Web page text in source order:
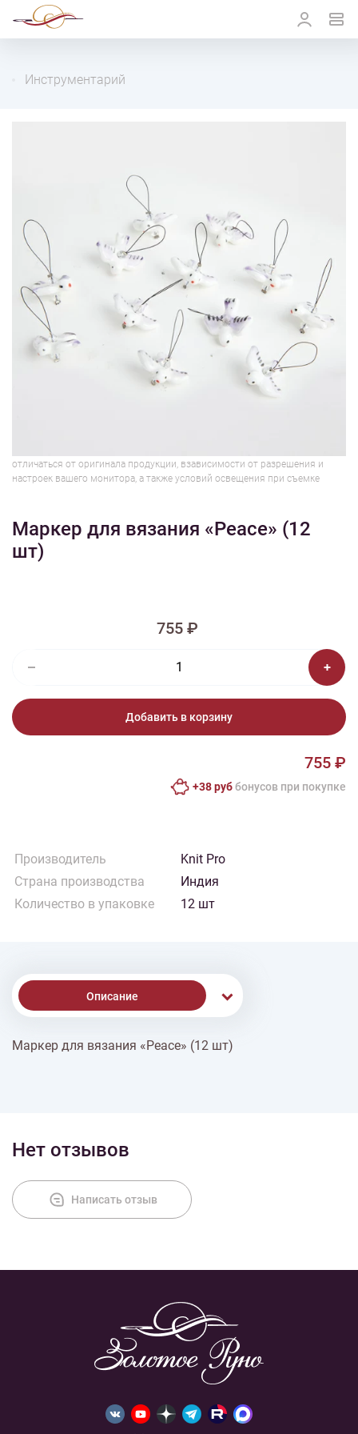
Инструментарий
отличаться от оригинала продукции, взависимости от разрешения и
настроек вашего монитора, а также условий освещения при съемке
Маркер для вязания «Peace» (12
шт)
755 ₽
Добавить в корзину
755 ₽
+38 руббонусов при покупке
Производитель
Knit Pro
Страна производства
Индия
Количество в упаковке
12 шт
Описание
% Скидки
Маркер для вязания «Peace» (12 шт)
Нет отзывов
Написать отзыв